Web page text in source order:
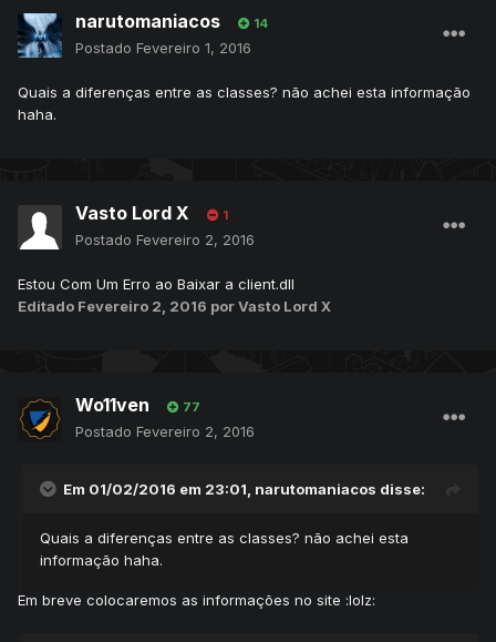
narutomaniacos 14
Postado Fevereiro 1, 2016
Quais a diferenças entre as classes? não achei esta informação
haha.
Vasto Lord X 1
Postado Fevereiro 2, 2016
Estou Com Um Erro ao Baixar a client.dll
Editado Fevereiro 2, 2016 por Vasto Lord X
Wo11ven 77
Postado Fevereiro 2, 2016
Em 01/02/2016 em 23:01, narutomaniacos disse:
Quais a diferenças entre as classes? não achei esta
informação haha.
Em breve colocaremos as informações no site :lolz: